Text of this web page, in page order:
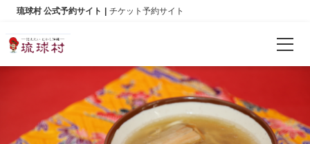
琉球村 公式予約サイト チケット予約サイト